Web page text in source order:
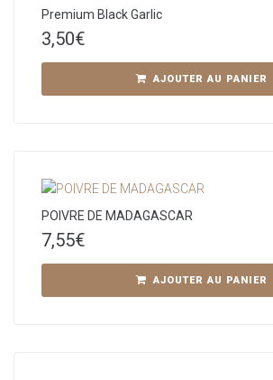
Premium Black Garlic
3,50€
AJOUTER AU PANIER
POIVRE DE MADAGASCAR
7,55€
AJOUTER AU PANIER